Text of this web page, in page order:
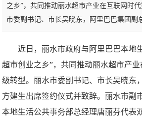
之乡”，共同推动丽水超市产业在互联网时
市委副书记、市长吴晓东，阿里巴巴集团副
近日，丽水市政府与阿里巴巴本地
超市创业之乡”，共同推动丽水超市产
级转型。丽水市委副书记、市长吴晓东
方建生出席签约仪式并致辞。丽水市副
本地生活公共事务部总经理唐丽芬代表